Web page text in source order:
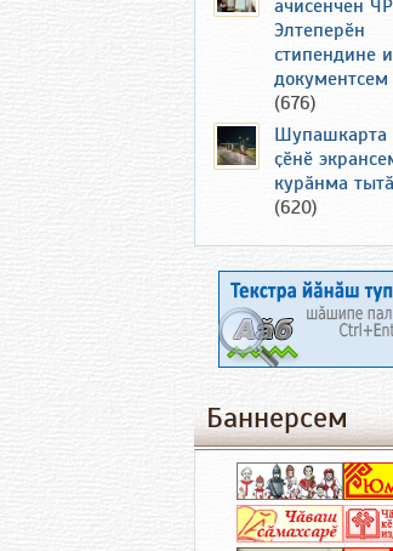
ачисенчен ЧР
Элтеперӗн
стипендине
документсем
(676)
Шупашкарта
ҫӗнӗ
курӑнма
(620)
Баннерсем